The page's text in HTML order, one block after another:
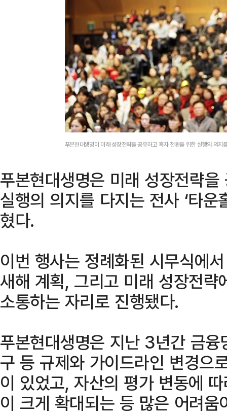
푸본현대생명이 미래 성장전략을 공유하고 흑자 전환을 위한 실행의 의
푸본현대생명은 미래 성장전략
실행의 의지를 다지는 전사 ‘타
혔다.
이번 행사는 정례화된 시무식에
새해 계획, 그리고 미래 성장전
소통하는 자리로 진행됐다.
푸본현대생명은 지난 3년간 금
구 등 규제와 가이드라인 변경으
이 있었고, 자산의 평가 변동에
이 크게 확대되는 등 많은 어려움